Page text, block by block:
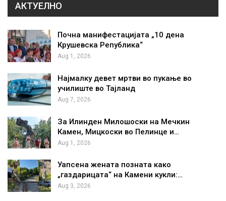
АКТУЕЛНО
Почна манифестацијата „10 дена
Крушевска Република“
Aug 1, 2026
Најмалку девет мртви во пукање во
училиште во Тајланд
Aug 7, 2026
За Илинден Милошоски на Мечкин
Камен, Мицкоски во Пелинце и…
Aug 1, 2026
Уапсена жената позната како
„газдарицата“ на Камени кукли:…
Aug 3, 2026